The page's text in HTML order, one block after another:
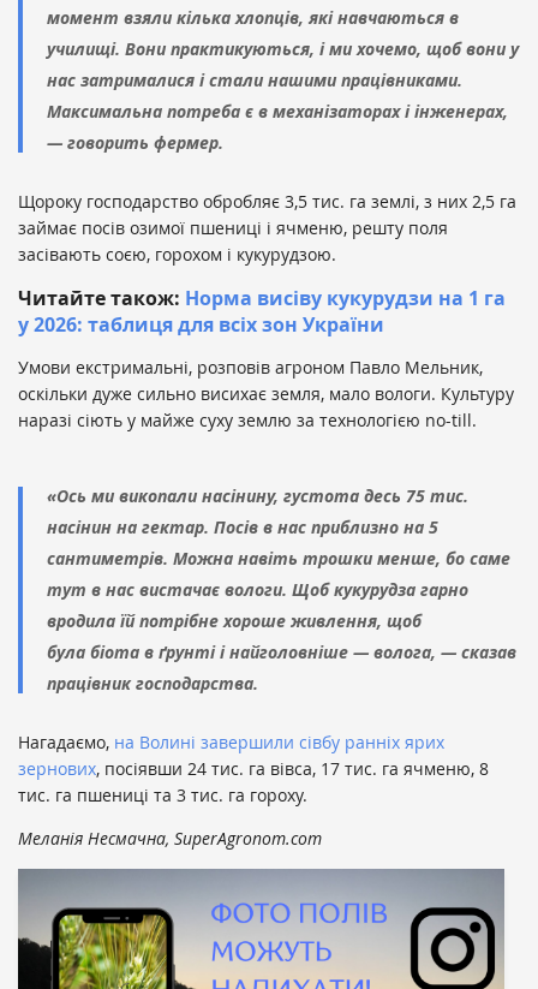
момент взяли кілька хлопців, які навчаються в
училищі. Вони практикуються, і ми хочемо, щоб вони у
нас затрималися і стали нашими працівниками.
Максимальна потреба є в механізаторах і інженерах,
— говорить фермер.
Щороку господарство обробляє 3,5 тис. га землі, з них 2,5 га
займає посів озимої пшениці і ячменю, решту поля
засівають соєю, горохом і кукурудзою.
Читайте також: Норма висіву кукурудзи на 1 га
у 2026: таблиця для всіх зон України
Умови екстримальні, розповів агроном Павло Мельник,
оскільки дуже сильно висихає земля, мало вологи. Культуру
наразі сіють у майже суху землю за технологією no-till.
«Ось ми викопали насінину, густота десь 75 тис.
насінин на гектар. Посів в нас приблизно на 5
сантиметрів. Можна навіть трошки менше, бо саме
тут в нас вистачає вологи. Щоб кукурудза гарно
вродила їй потрібне хороше живлення, щоб
була біота в ґрунті і найголовніше — волога, — сказав
працівник господарства.
Нагадаємо, на Волині завершили сівбу ранніх ярих
зернових, посіявши 24 тис. га вівса, 17 тис. га ячменю, 8
тис. га пшениці та 3 тис. га гороху.
Меланія Несмачна, SuperAgronom.com